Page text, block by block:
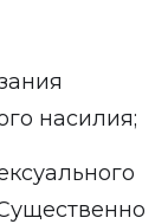
насилия;